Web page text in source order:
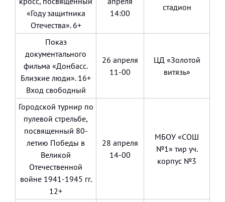
«Году защитника
Отечества». 6+
14:00
стадион
Показ
документального
фильма «Донбасс.
Близкие люди». 16+
Вход свободный
26 апреля
11-00
ЦД «Золотой
витязь»
Городской турнир по
пулевой стрельбе,
посвященный 80-
летию Победы в
Великой
Отечественной
войне 1941-1945 гг.
12+
28 апреля
14-00
МБОУ «СОШ
№1» тир уч.
корпус №3